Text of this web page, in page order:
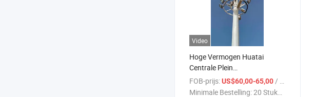
Video
Hoge Vermogen Huatai
Centrale Plein
Verlichtingspaal voor
Buitengebruik
FOB-prijs:US$60,00-65,00 / Stuk
Minimale Bestelling:20 Stukken